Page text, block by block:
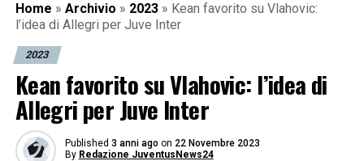
Home » Archivio » 2023 » Kean favorito su Vlahovic:
l’idea di Allegri per Juve Inter
2023
Kean favorito su Vlahovic: l’idea di
Allegri per Juve Inter
Published 3 anni ago on 22 Novembre 2023
By Redazione JuventusNews24